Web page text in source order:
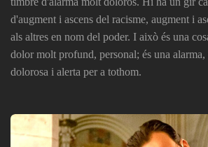
d'augment i ascens del racisme, augment i
als altres en nom del poder. I això és una
dolor molt profund, personal; és una alarma,
dolorosa i alerta per a tothom.